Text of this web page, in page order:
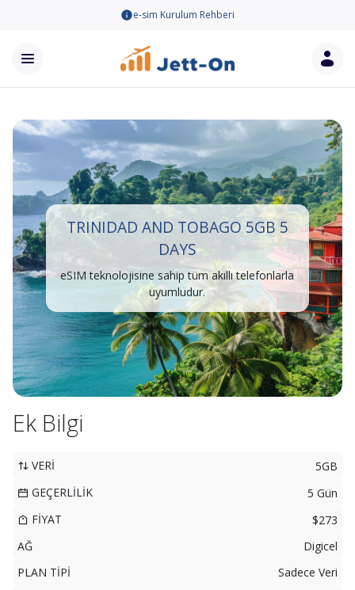
e-sim Kurulum Rehberi
TRINIDAD AND TOBAGO 5GB 5
DAYS
eSIM teknolojisine sahip tüm akıllı telefonlarla
uyumludur.
Ek Bilgi
VERİ
5GB
GEÇERLİLİK
5 Gün
FİYAT
$273
AĞ
Digicel
PLAN TİPİ
Sadece Veri